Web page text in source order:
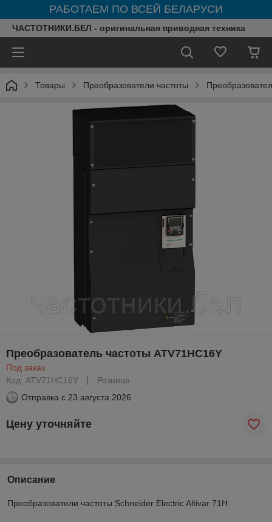
РАБОТАЕМ ПО ВСЕЙ БЕЛАРУСИ
ЧАСТОТНИКИ.БЕЛ - оригинальная приводная техника
Товары Преобразователи частоты
Преобразователь частоты ATV71HC16Y
Под заказ
Код: ATV71HC16Y
Розница
Отправка с 23 августа 2026
Цену уточняйте
Описание
Преобразователи частоты Schneider Electric Altivar 71H